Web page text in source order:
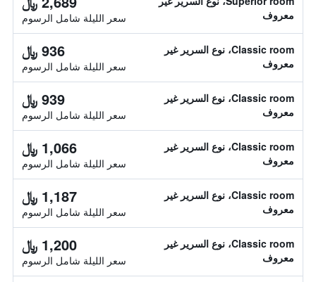
معروف
سعر الليلة شامل الرسوم
Classic room، نوع السرير غير
معروف
936 ﷼
سعر الليلة شامل الرسوم
Classic room، نوع السرير غير
معروف
939 ﷼
سعر الليلة شامل الرسوم
Classic room، نوع السرير غير
معروف
1,066 ﷼
سعر الليلة شامل الرسوم
Classic room، نوع السرير غير
معروف
1,187 ﷼
سعر الليلة شامل الرسوم
Classic room، نوع السرير غير
معروف
1,200 ﷼
سعر الليلة شامل الرسوم